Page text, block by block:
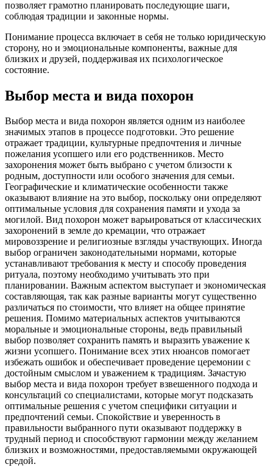
позволяет грамотно планировать последующие шаги,
соблюдая традиции и законные нормы.
Понимание процесса включает в себя не только юридическую
сторону, но и эмоциональные компоненты, важные для
близких и друзей, поддерживая их психологическое
состояние.
Выбор места и вида похорон
Выбор места и вида похорон является одним из наиболее
значимых этапов в процессе подготовки. Это решение
отражает традиции, культурные предпочтения и личные
пожелания усопшего или его родственников. Место
захоронения может быть выбрано с учетом близости к
родным, доступности или особого значения для семьи.
Географические и климатические особенности также
оказывают влияние на это выбор, поскольку они определяют
оптимальные условия для сохранения памяти и ухода за
могилой. Вид похорон может варьироваться от классических
захоронений в земле до кремации, что отражает
мировоззрение и религиозные взгляды участвующих. Иногда
выбор ограничен законодательными нормами, которые
устанавливают требования к месту и способу проведения
ритуала, поэтому необходимо учитывать это при
планировании. Важным аспектом выступает и экономическая
составляющая, так как разные варианты могут существенно
различаться по стоимости, что влияет на общее принятие
решения. Помимо материальных аспектов учитываются
моральные и эмоциональные стороны, ведь правильный
выбор позволяет сохранить память и выразить уважение к
жизни усопшего. Понимание всех этих нюансов помогает
избежать ошибок и обеспечивает проведение церемонии с
достойным смыслом и уважением к традициям. Зачастую
выбор места и вида похорон требует взвешенного подхода и
консультаций со специалистами, которые могут подсказать
оптимальные решения с учетом специфики ситуации и
предпочтений семьи. Спокойствие и уверенность в
правильности выбранного пути оказывают поддержку в
трудный период и способствуют гармонии между желанием
близких и возможностями, предоставляемыми окружающей
средой.